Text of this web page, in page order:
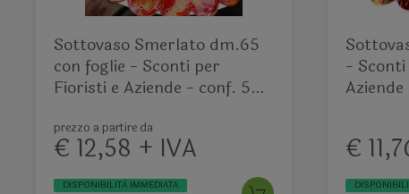
Sottovaso Smerlato dm.65
con foglie - Sconti per
Fioristi e Aziende - conf. 50
prezzo a partire da
€ 12,58 + IVA
DISPONIBILITÀ IMMEDIATA
-
€